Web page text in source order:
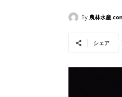
By 農林水産
シェア